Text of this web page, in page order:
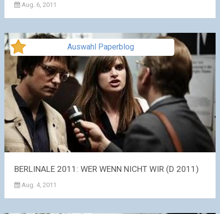
Aug. 6, 2011
Auswahl Paperblog
BERLINALE 2011: WER WENN NICHT WIR (D 2011)
Aug. 4, 2011